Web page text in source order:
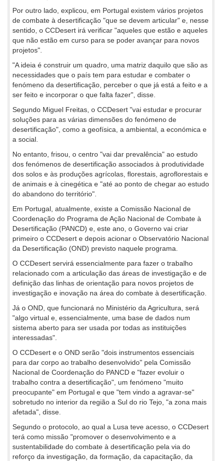
Por outro lado, explicou, em Portugal existem vários projetos
de combate à desertificação "que se devem articular" e, nesse
sentido, o CCDesert irá verificar "aqueles que estão e aqueles
que não estão em curso para se poder avançar para novos
projetos".
"A ideia é construir um quadro, uma matriz daquilo que são as
necessidades que o país tem para estudar e combater o
fenómeno da desertificação, perceber o que já está a feito e a
ser feito e incorporar o que falta fazer", disse.
Segundo Miguel Freitas, o CCDesert "vai estudar e procurar
soluções para as várias dimensões do fenómeno de
desertificação", como a geofísica, a ambiental, a económica e
a social.
No entanto, frisou, o centro "vai dar prevalência" ao estudo
dos fenómenos de desertificação associados à produtividade
dos solos e às produções agrícolas, florestais, agroflorestais e
de animais e à cinegética e "até ao ponto de chegar ao estudo
do abandono do território".
Em Portugal, atualmente, existe a Comissão Nacional de
Coordenação do Programa de Ação Nacional de Combate à
Desertificação (PANCD) e, este ano, o Governo vai criar
primeiro o CCDesert e depois acionar o Observatório Nacional
da Desertificação (OND) previsto naquele programa.
O CCDesert servirá essencialmente para fazer o trabalho
relacionado com a articulação das áreas de investigação e de
definição das linhas de orientação para novos projetos de
investigação e inovação na área do combate à desertificação.
Já o OND, que funcionará no Ministério da Agricultura, será
"algo virtual e, essencialmente, uma base de dados num
sistema aberto para ser usada por todas as instituições
interessadas".
O CCDesert e o OND serão "dois instrumentos essenciais
para dar corpo ao trabalho desenvolvido" pela Comissão
Nacional de Coordenação do PANCD e "fazer evoluir o
trabalho contra a desertificação", um fenómeno "muito
preocupante" em Portugal e que "tem vindo a agravar-se"
sobretudo no interior da região a Sul do rio Tejo, "a zona mais
afetada", disse.
Segundo o protocolo, ao qual a Lusa teve acesso, o CCDesert
terá como missão "promover o desenvolvimento e a
sustentabilidade do combate à desertificação pela via do
reforço da investigação, da formação, da capacitação, da